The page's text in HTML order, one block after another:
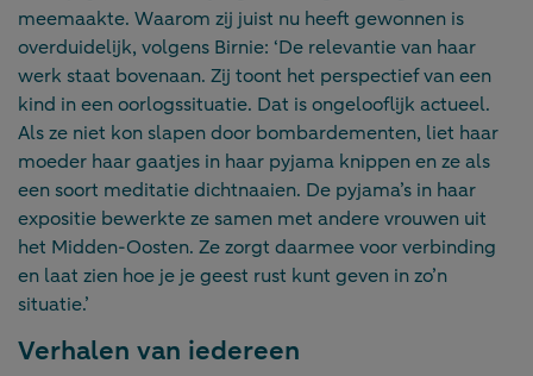
meemaakte. Waarom zij juist nu heeft gewonnen is
overduidelijk, volgens Birnie: ‘De relevantie van haar
werk staat bovenaan. Zij toont het perspectief van een
kind in een oorlogssituatie. Dat is ongelooflijk actueel.
Als ze niet kon slapen door bombardementen, liet haar
moeder haar gaatjes in haar pyjama knippen en ze als
een soort meditatie dichtnaaien. De pyjama’s in haar
expositie bewerkte ze samen met andere vrouwen uit
het Midden-Oosten. Ze zorgt daarmee voor verbinding
en laat zien hoe je je geest rust kunt geven in zo’n
situatie.’
Verhalen van iedereen